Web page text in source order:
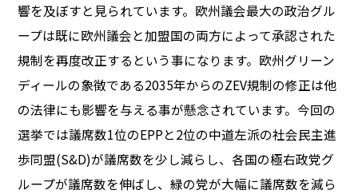
響を及ぼすと見られています。欧州議会最大の政治グル
ープは既に欧州議会と加盟国の両方によって承認された
規制を再度改正するという事になります。欧州グリーン
ディールの象徴である2035年からのZEV規制の修正は他
の法律にも影響を与える事が懸念されています。今回の
選挙では議席数1位のEPPと2位の中道左派の社会民主進
歩同盟(S&D)が議席数を少し減らし、各国の極右政党グ
ループが議席数を伸ばし、緑の党が大幅に議席数を減ら